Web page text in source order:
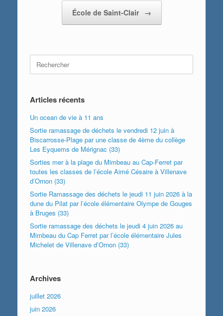
École de Saint-Clair →
Search
for:
Articles récents
Un ocean de vie à 11 ans
Sortie ramassage de déchets le vendredi 12 juin à
Biscarrosse-Plage par une classe de 4ème du collège
Les Eyquems de Mérignac (33)
Sorties mer à la plage du Mimbeau au Cap-Ferret par
toutes les classes de l’école Aimé Césaire à Villenave
d’Ornon (33)
Sortie Ramassage des déchets le jeudi 11 juin 2026 à la
dune du Pilat par l’école élémentaire Olympe de Gouges
à Bruges (33)
Sortie ramassage des déchets le jeudi 4 juin 2026 au
Mimbeau du Cap Ferret par l’école élémentaire Jules
Michelet de Villenave d’Ornon (33)
Archives
juillet 2026
juin 2026